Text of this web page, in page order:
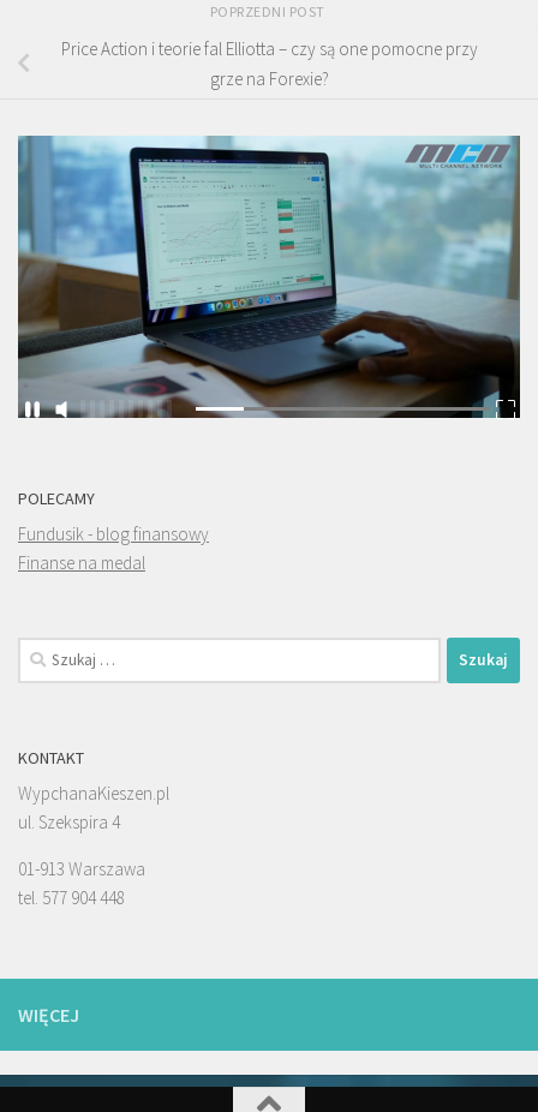
POPRZEDNI POST
Price Action i teorie fal Elliotta – czy są one pomocne przy
grze na Forexie?
POLECAMY
Fundusik - blog finansowy
Finanse na medal
Szukaj:
KONTAKT
WypchanaKieszen.pl
ul. Szekspira 4
01-913 Warszawa
tel. 577 904 448
WIĘCEJ